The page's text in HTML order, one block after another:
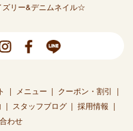
ズリー&デニムネイル☆
メニュー
クーポン・割引
スタッフブログ
採用情報
わせ